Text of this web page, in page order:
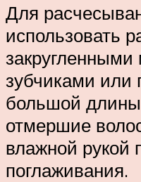
Для
использовать
зубчиками или
большой
отмершие
влажной рукой
поглаживания.